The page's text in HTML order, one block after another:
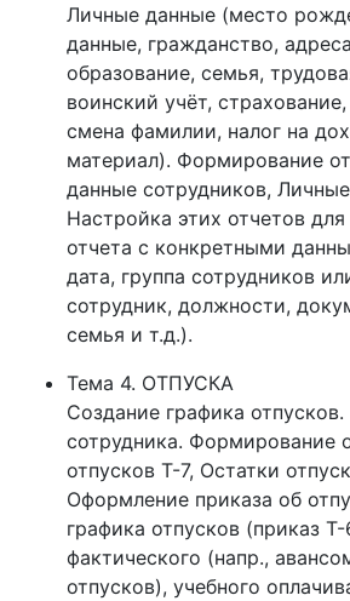
Word и Excel;
Обучение в 1С Зарплата и
8 (СПб) рассчитано на
основы кадрового
документооборота) в
организациях и обладающих
компьютере.
Личные данные (место
данные, гражданство,
образование, семья,
воинский учёт,
смена фамилии, налог на
материал). Формирование
данные сотрудников,
Настройка этих отчетов
отчета с конкретными
дата, группа сотрудников
сотрудник, должности,
семья и т.д.).
Тема 4. ОТПУСКА
Создание графика
сотрудника. Формирование
отпусков Т-7, Остатки
Оформление приказа об
графика отпусков (приказ
фактического (напр.,
отпусков), учебного